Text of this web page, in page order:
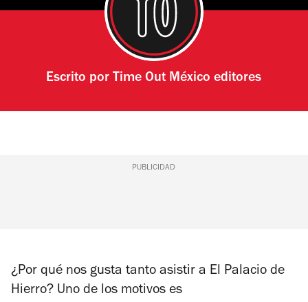
Escrito por Time Out México editores
PUBLICIDAD
¿Por qué nos gusta tanto asistir a El Palacio de
Hierro? Uno de los motivos es